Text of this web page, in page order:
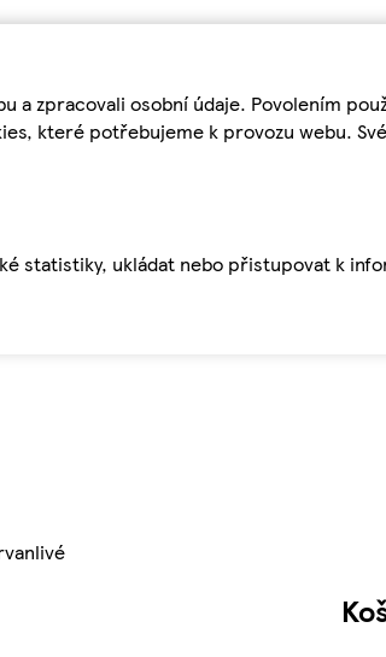
a zpracovali osobní údaje. Povolením
které potřebujeme k provozu webu.
statistiky, ukládat nebo přistupovat k